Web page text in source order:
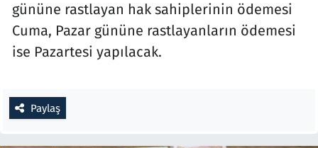
gününe rastlayan hak sahiplerinin ödemesi
Cuma, Pazar gününe rastlayanların ödemesi
ise Pazartesi yapılacak.
Paylaş